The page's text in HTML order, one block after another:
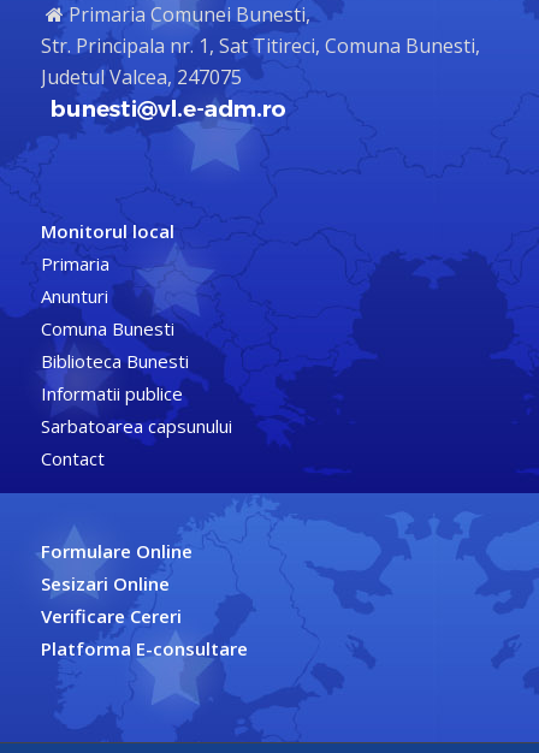
Primaria Comunei Bunesti,
Str. Principala nr. 1, Sat Titireci, Comuna Bunesti,
Judetul Valcea, 247075
Monitorul local
Primaria
Anunturi
Comuna Bunesti
Biblioteca Bunesti
Informatii publice
Sarbatoarea capsunului
Contact
Formulare Online
Sesizari Online
Verificare Cereri
Platforma E-consultare